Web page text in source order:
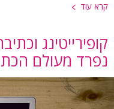
קרא עוד
קופירייטינג
נפרד מעולם